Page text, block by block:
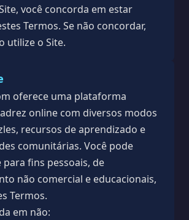
você concorda em estar
Termos. Se não concordar,
utilize o Site.
oferece uma plataforma
online com diversos modos
recursos de aprendizado e
comunitárias. Você pode
para fins pessoais, de
não comercial e educacionais,
Termos.
em não: